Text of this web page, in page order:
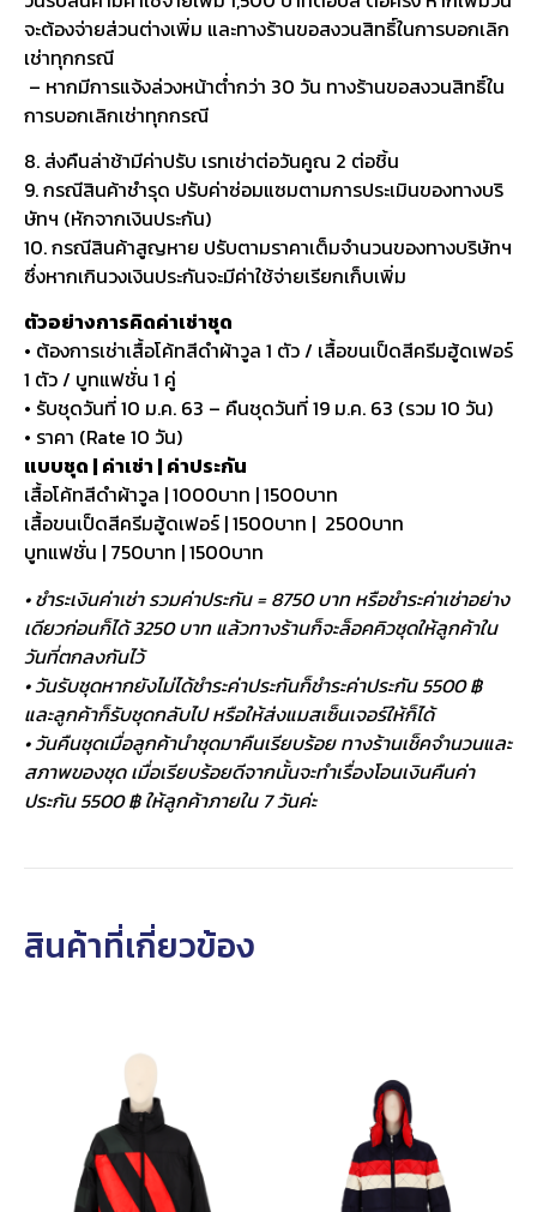
จะต้องจ่ายส่วนต่างเพิ่ม และทางร้านขอสงวนสิทธิ์ในการบอกเลิก
เช่าทุกกรณี
– หากมีการแจ้งล่วงหน้าต่ำกว่า 30 วัน ทางร้านขอสงวนสิทธิ์ใน
การบอกเลิกเช่าทุกกรณี
8. ส่งคืนล่าช้ามีค่าปรับ เรทเช่าต่อวันคูณ 2 ต่อชิ้น
9. กรณีสินค้าชำรุด ปรับค่าซ่อมแซมตามการประเมินของทางบริ
ษัทฯ (หักจากเงินประกัน)
10. กรณีสินค้าสูญหาย ปรับตามราคาเต็มจำนวนของทางบริษัทฯ
ซึ่งหากเกินวงเงินประกันจะมีค่าใช้จ่ายเรียกเก็บเพิ่ม
ตัวอย่างการคิดค่าเช่าชุด
• ต้องการเช่าเสื้อโค้ทสีดำผ้าวูล 1 ตัว / เสื้อขนเป็ดสีครีมฮู้ดเฟอร์
1 ตัว / บูทแฟชั่น 1 คู่
• รับชุดวันที่ 10 ม.ค. 63 – คืนชุดวันที่ 19 ม.ค. 63 (รวม 10 วัน)
• ราคา (Rate 10 วัน)
แบบชุด | ค่าเช่า | ค่าประกัน
เสื้อโค้ทสีดำผ้าวูล | 1000บาท | 1500บาท
เสื้อขนเป็ดสีครีมฮู้ดเฟอร์ | 1500บาท | 2500บาท
บูทแฟชั่น | 750บาท | 1500บาท
• ชำระเงินค่าเช่า รวมค่าประกัน = 8750 บาท หรือชำระค่าเช่าอย่าง
เดียวก่อนก็ได้ 3250 บาท แล้วทางร้านก็จะล็อคคิวชุดให้ลูกค้าใน
วันที่ตกลงกันไว้
• วันรับชุดหากยังไม่ได้ชำระค่าประกันก็ชำระค่าประกัน 5500 ฿
และลูกค้าก็รับชุดกลับไป หรือให้ส่งแมสเซ็นเจอร์ให้ก็ได้
• วันคืนชุดเมื่อลูกค้านำชุดมาคืนเรียบร้อย ทางร้านเช็คจำนวนและ
สภาพของชุด เมื่อเรียบร้อยดีจากนั้นจะทำเรื่องโอนเงินคืนค่า
ประกัน 5500 ฿ ให้ลูกค้าภายใน 7 วันค่ะ
สินค้าที่เกี่ยวข้อง